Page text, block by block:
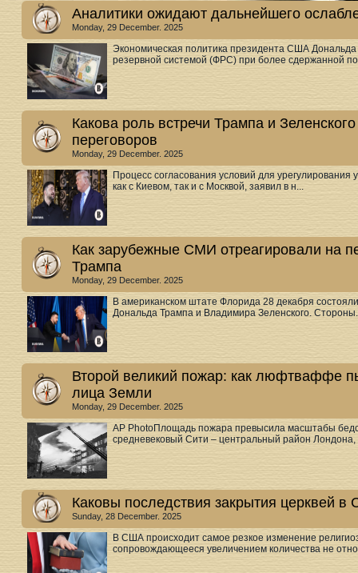
Аналитики ожидают дальнейшего
Monday, 29 December. 2025
Экономическая политика президента США
резервной системой (ФРС) при более сдержанной
Какова роль встречи Трампа и
переговоров
Monday, 29 December. 2025
Процесс согласования условий для урегулирования
как с Киевом, так и с Москвой, заявил в н...
Как зарубежные СМИ отреагировали на
Трампа
Monday, 29 December. 2025
В американском штате Флорида 28 декабря
Дональда Трампа и Владимира Зеленского.
Второй великий пожар: как люфтваффе
лица Земли
Monday, 29 December. 2025
AP PhotoПлощадь пожара превысила масштабы
средневековый Сити – центральный район Лондона,
Каковы последствия закрытия церквей
Sunday, 28 December. 2025
В США происходит самое резкое изменение
сопровождающееся увеличением количества не